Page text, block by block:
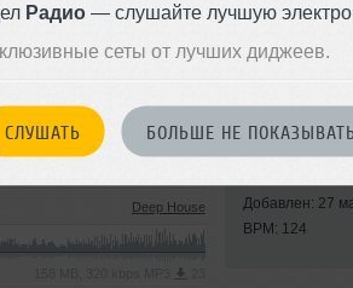
Радио— слушайте лучшую
сеты от лучших диджеев.
СЛУШАТЬ БОЛЬШЕ НЕ ПОКАЗЫВАТЬ
Deep House
Стиль:
Добавлен: 27
BPM: 124